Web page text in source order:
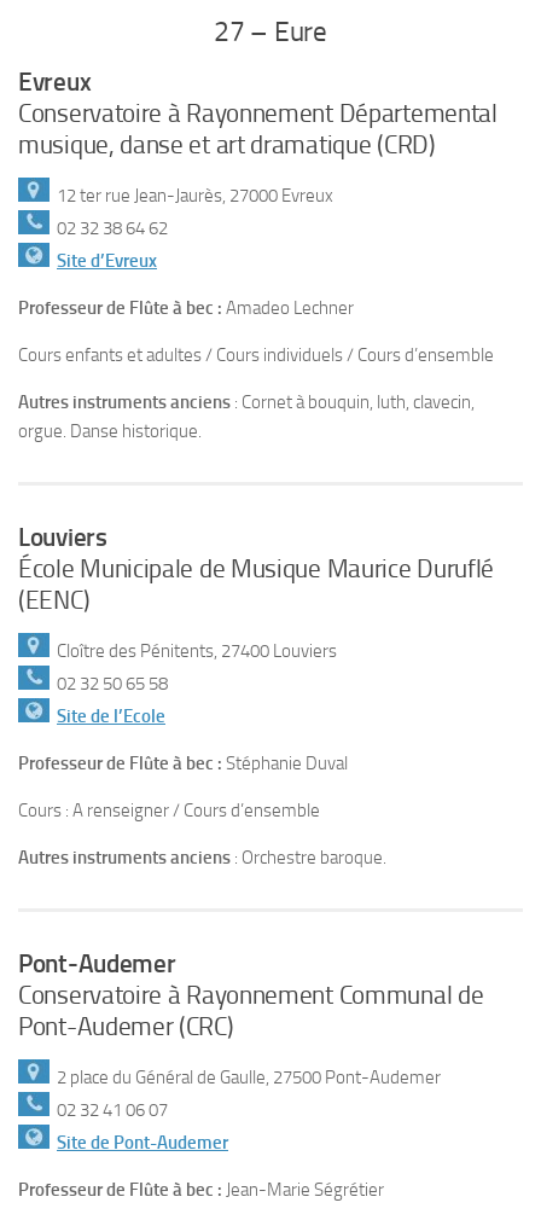
27 – Eure
Evreux
Conservatoire à Rayonnement Départemental
musique, danse et art dramatique (CRD)
12 ter rue Jean-Jaurès, 27000 Evreux
02 32 38 64 62
Site d’Evreux
Professeur de Flûte à bec : Amadeo Lechner
Cours enfants et adultes / Cours individuels / Cours d’ensemble
Autres instruments anciens : Cornet à bouquin, luth, clavecin,
orgue. Danse historique.
Louviers
École Municipale de Musique Maurice Duruflé
(EENC)
Cloître des Pénitents, 27400 Louviers
02 32 50 65 58
Site de l’Ecole
Professeur de Flûte à bec : Stéphanie Duval
Cours : A renseigner / Cours d’ensemble
Autres instruments anciens : Orchestre baroque.
Pont-Audemer
Conservatoire à Rayonnement Communal de
Pont-Audemer (CRC)
2 place du Général de Gaulle, 27500 Pont-Audemer
02 32 41 06 07
Site de Pont-Audemer
Professeur de Flûte à bec : Jean-Marie Ségrétier